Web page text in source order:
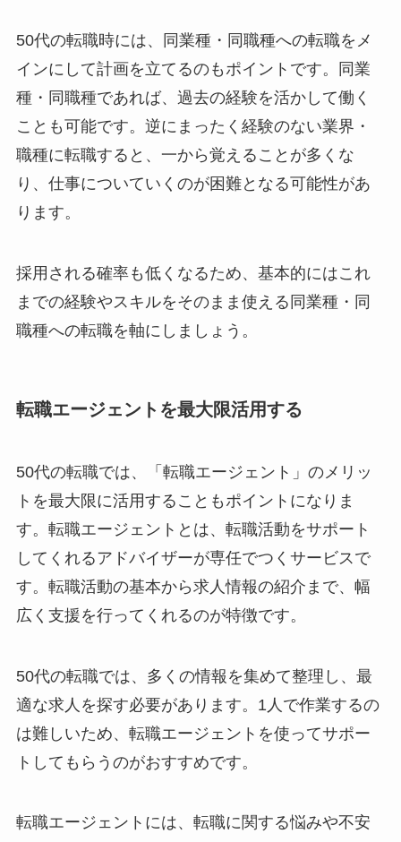
50代の転職時には、同業種・同職種への転職をメ
インにして計画を立てるのもポイントです。同業
種・同職種であれば、過去の経験を活かして働く
ことも可能です。逆にまったく経験のない業界・
職種に転職すると、一から覚えることが多くな
り、仕事についていくのが困難となる可能性があ
ります。
採用される確率も低くなるため、基本的にはこれ
までの経験やスキルをそのまま使える同業種・同
職種への転職を軸にしましょう。
転職エージェントを最大限活用する
50代の転職では、「転職エージェント」のメリッ
トを最大限に活用することもポイントになりま
す。転職エージェントとは、転職活動をサポート
してくれるアドバイザーが専任でつくサービスで
す。転職活動の基本から求人情報の紹介まで、幅
広く支援を行ってくれるのが特徴です。
50代の転職では、多くの情報を集めて整理し、最
適な求人を探す必要があります。1人で作業するの
は難しいため、転職エージェントを使ってサポー
トしてもらうのがおすすめです。
転職エージェントには、転職に関する悩みや不安